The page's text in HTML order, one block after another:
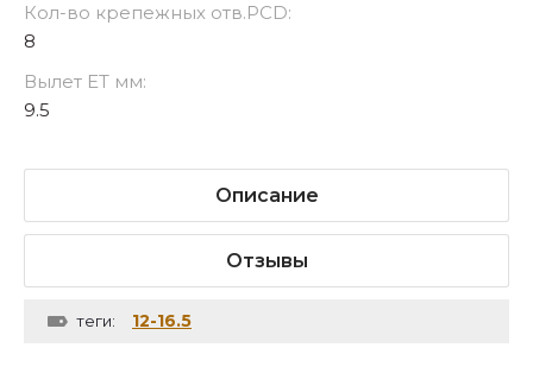
Кол-во крепежных отв.PCD:
8
Вылет ET мм:
9.5
Описание
Отзывы
теги: 12-16.5